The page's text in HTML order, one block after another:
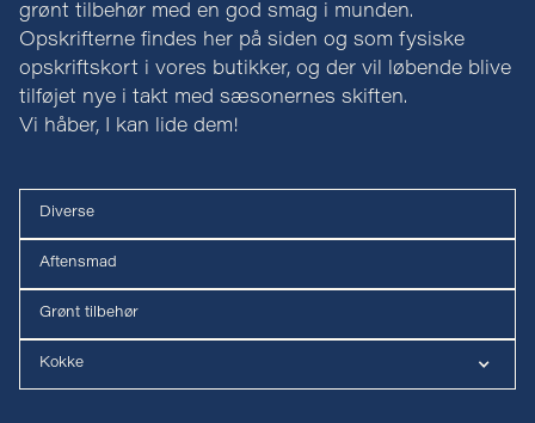
grønt tilbehør med en god smag i munden.
Opskrifterne findes her på siden og som fysiske
opskriftskort i vores butikker, og der vil løbende blive
tilføjet nye i takt med sæsonernes skiften.
Vi håber, I kan lide dem!
Diverse
Aftensmad
Grønt tilbehør
Kokke